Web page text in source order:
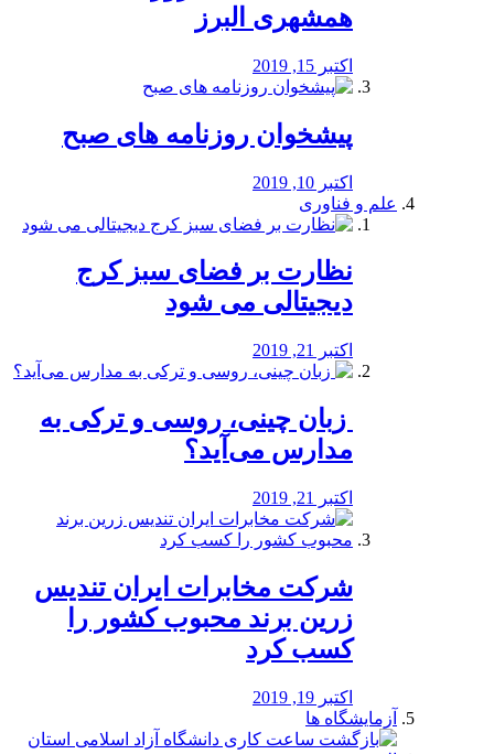
همشهری البرز
اکتبر 15, 2019
پیشخوان روزنامه های صبح
اکتبر 10, 2019
علم و فناوری
نظارت بر فضای سبز کرج
دیجیتالی می شود
اکتبر 21, 2019
️ زبان چینی، روسی و ترکی به
مدارس می‌آید؟
اکتبر 21, 2019
شرکت مخابرات ایران تندیس
زرین برند محبوب کشور را
کسب کرد
اکتبر 19, 2019
آزمایشگاه ها